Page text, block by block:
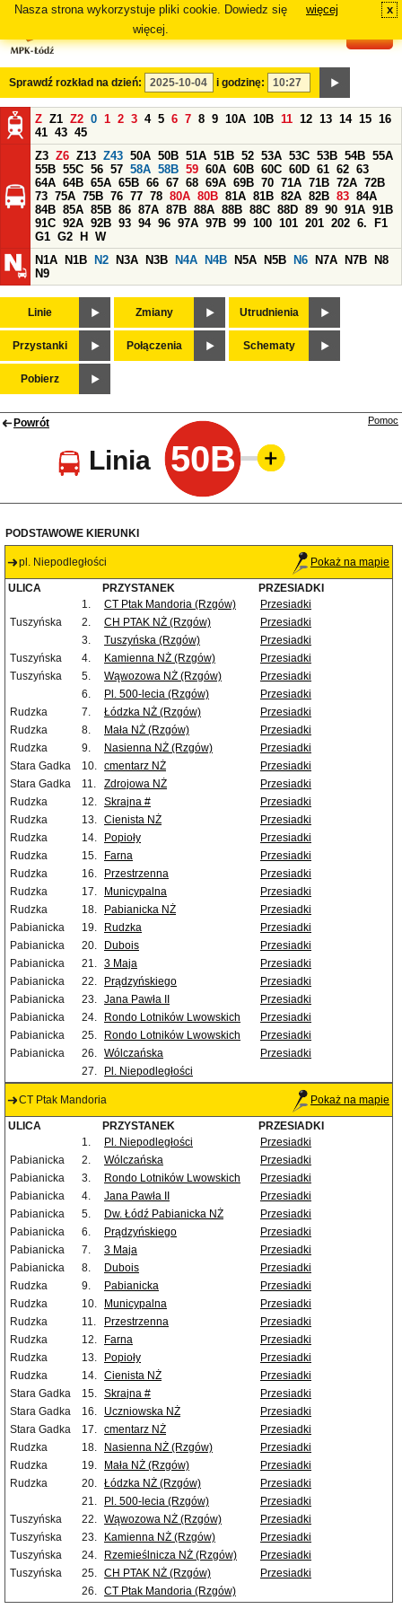
Nasza strona wykorzystuje pliki cookie. Dowiedz się
więcej.
więcej x
Sprawdź rozkład na dzień: i godzinę:
Z Z1 Z2 0 1 2 3 4 5 6 7 8 9 10A 10B 11 12 13 14 15 16
41 43 45
Z3 Z6 Z13 Z43 50A 50B 51A 51B 52 53A 53C 53B 54B 55A
55B 55C 56 57 58A 58B 59 60A 60B 60C 60D 61 62 63
64A 64B 65A 65B 66 67 68 69A 69B 70 71A 71B 72A 72B
73 75A 75B 76 77 78 80A 80B 81A 81B 82A 82B 83 84A
84B 85A 85B 86 87A 87B 88A 88B 88C 88D 89 90 91A 91B
91C 92A 92B 93 94 96 97A 97B 99 100 101 201 202 6.
F1
G1 G2 H
W
N1A
N1B N2 N3A N3B N4A N4B N5A N5B N6 N7A N7B
N8
N9
Linie Zmiany Utrudnienia
Przystanki Połączenia Schematy
Pobierz
Powrót
Linia 50B
Pomoc
PODSTAWOWE KIERUNKI
pl. Niepodległości Pokaż na mapie
ULICA PRZYSTANEK
PRZESIADKI
1.
CT Ptak Mandoria (Rzgów)
Przesiadki
Tuszyńska
2. CH PTAK NŻ (Rzgów)
Przesiadki
3.
Tuszyńska (Rzgów)
Przesiadki
Tuszyńska
4. Kamienna NŻ (Rzgów)
Przesiadki
Tuszyńska
5. Wąwozowa NŻ (Rzgów)
Przesiadki
6.
Pl. 500-lecia (Rzgów)
Przesiadki
Rudzka
7. Łódzka NŻ (Rzgów)
Przesiadki
Rudzka
8. Mała NŻ (Rzgów)
Przesiadki
Rudzka
9. Nasienna NŻ (Rzgów)
Przesiadki
Stara Gadka
10. cmentarz NŻ
Przesiadki
Stara Gadka
11. Zdrojowa NŻ
Przesiadki
Rudzka
12. Skrajna #
Przesiadki
Rudzka
13. Cienista NŻ
Przesiadki
Rudzka
14. Popioły
Przesiadki
Rudzka
15. Farna
Przesiadki
Rudzka
16. Przestrzenna
Przesiadki
Rudzka
17. Municypalna
Przesiadki
Rudzka
18. Pabianicka NŻ
Przesiadki
Pabianicka
19. Rudzka
Przesiadki
Pabianicka
20. Dubois
Przesiadki
Pabianicka
21. 3 Maja
Przesiadki
Pabianicka
22. Prądzyńskiego
Przesiadki
Pabianicka
23. Jana Pawła II
Przesiadki
Pabianicka
24. Rondo Lotników Lwowskich
Przesiadki
Pabianicka
25. Rondo Lotników Lwowskich
Przesiadki
Pabianicka
26. Wólczańska
Przesiadki
27.
Pl. Niepodległości
CT Ptak Mandoria Pokaż na mapie
ULICA PRZYSTANEK
PRZESIADKI
1.
Pl. Niepodległości
Przesiadki
Pabianicka
2. Wólczańska
Przesiadki
Pabianicka
3. Rondo Lotników Lwowskich
Przesiadki
Pabianicka
4. Jana Pawła II
Przesiadki
Pabianicka
5. Dw. Łódź Pabianicka NŻ
Przesiadki
Pabianicka
6. Prądzyńskiego
Przesiadki
Pabianicka
7. 3 Maja
Przesiadki
Pabianicka
8. Dubois
Przesiadki
Rudzka
9. Pabianicka
Przesiadki
Rudzka
10. Municypalna
Przesiadki
Rudzka
11. Przestrzenna
Przesiadki
Rudzka
12. Farna
Przesiadki
Rudzka
13. Popioły
Przesiadki
Rudzka
14. Cienista NŻ
Przesiadki
Stara Gadka
15. Skrajna #
Przesiadki
Stara Gadka
16. Uczniowska NŻ
Przesiadki
Stara Gadka
17. cmentarz NŻ
Przesiadki
Rudzka
18. Nasienna NŻ (Rzgów)
Przesiadki
Rudzka
19. Mała NŻ (Rzgów)
Przesiadki
Rudzka
20. Łódzka NŻ (Rzgów)
Przesiadki
21.
Pl. 500-lecia (Rzgów)
Przesiadki
Tuszyńska
22. Wąwozowa NŻ (Rzgów)
Przesiadki
Tuszyńska
23. Kamienna NŻ (Rzgów)
Przesiadki
Tuszyńska
24. Rzemieślnicza NŻ (Rzgów)
Przesiadki
Tuszyńska
25. CH PTAK NŻ (Rzgów)
Przesiadki
26. CT Ptak Mandoria (Rzgów)